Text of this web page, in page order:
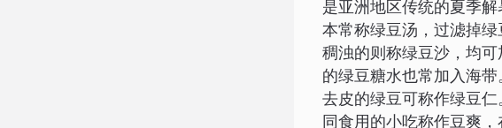
是亚洲地区传统的夏季
本常称绿豆汤，过滤掉
稠浊的则称绿豆沙，均
的绿豆糖水也常加入海带
去皮的绿豆可称作绿豆
同食用的小吃称作豆爽